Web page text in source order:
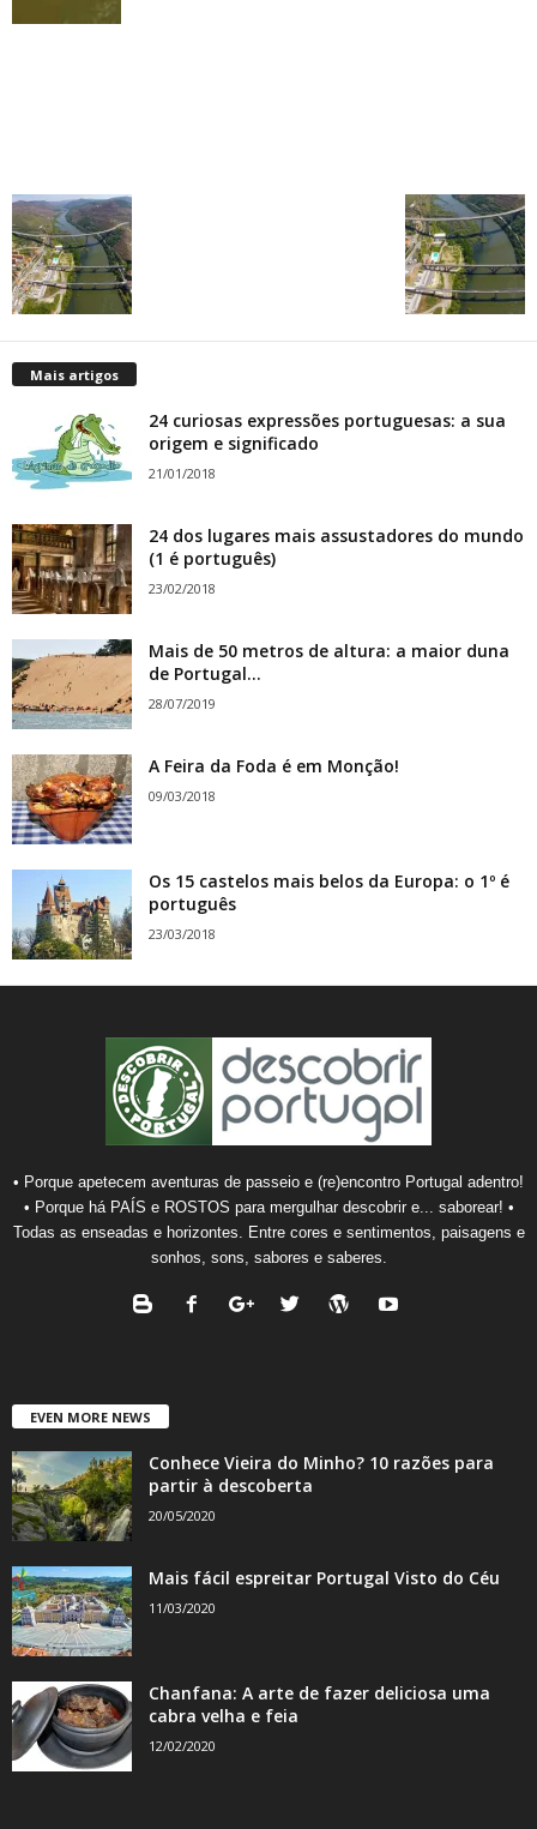
Mais artigos
24 curiosas expressões portuguesas: a sua
origem e significado
21/01/2018
24 dos lugares mais assustadores do mundo
(1 é português)
23/02/2018
Mais de 50 metros de altura: a maior duna
de Portugal...
28/07/2019
A Feira da Foda é em Monção!
09/03/2018
Os 15 castelos mais belos da Europa: o 1º é
português
23/03/2018
• Porque apetecem aventuras de passeio e (re)encontro Portugal adentro!
• Porque há PAÍS e ROSTOS para mergulhar descobrir e... saborear! •
Todas as enseadas e horizontes. Entre cores e sentimentos, paisagens e
sonhos, sons, sabores e saberes.
EVEN MORE NEWS
Conhece Vieira do Minho? 10 razões para
partir à descoberta
20/05/2020
Mais fácil espreitar Portugal Visto do Céu
11/03/2020
Chanfana: A arte de fazer deliciosa uma
cabra velha e feia
12/02/2020